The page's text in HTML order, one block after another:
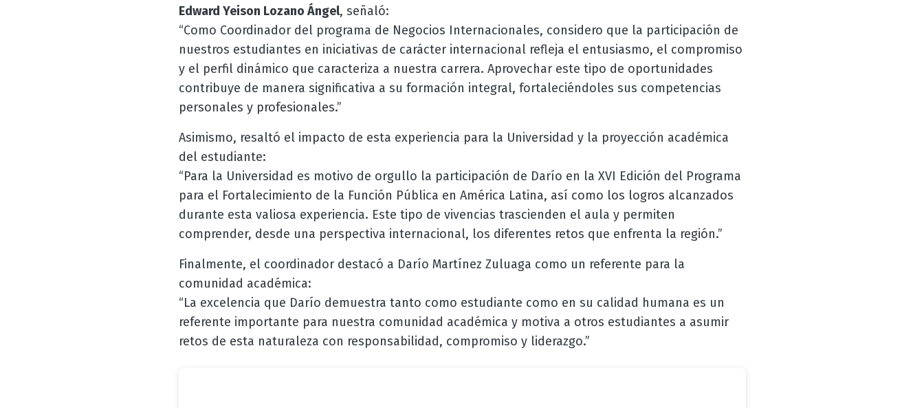
Edward Yeison Lozano Ángel, señaló:
“Como Coordinador del programa de Negocios Internacionales, considero que la participación de
nuestros estudiantes en iniciativas de carácter internacional refleja el entusiasmo, el compromiso
y el perfil dinámico que caracteriza a nuestra carrera. Aprovechar este tipo de oportunidades
contribuye de manera significativa a su formación integral, fortaleciéndoles sus competencias
personales y profesionales.”
Asimismo, resaltó el impacto de esta experiencia para la Universidad y la proyección académica
del estudiante:
“Para la Universidad es motivo de orgullo la participación de Darío en la XVI Edición del Programa
para el Fortalecimiento de la Función Pública en América Latina, así como los logros alcanzados
durante esta valiosa experiencia. Este tipo de vivencias trascienden el aula y permiten
comprender, desde una perspectiva internacional, los diferentes retos que enfrenta la región.”
Finalmente, el coordinador destacó a Darío Martínez Zuluaga como un referente para la
comunidad académica:
“La excelencia que Darío demuestra tanto como estudiante como en su calidad humana es un
referente importante para nuestra comunidad académica y motiva a otros estudiantes a asumir
retos de esta naturaleza con responsabilidad, compromiso y liderazgo.”